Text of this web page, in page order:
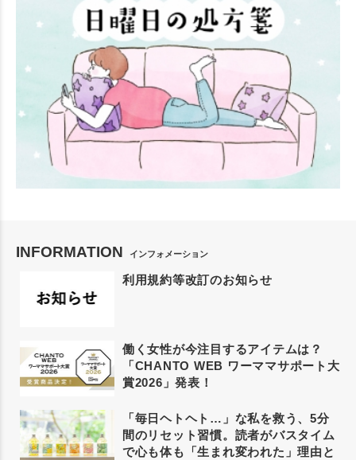
INFORMATION インフォメーション
利用規約等改訂のお知らせ
働く女性が今注目するアイテムは？
「CHANTO WEB ワーママサポート大
賞2026」発表！
「毎日ヘトヘト…」な私を救う、5分
間のリセット習慣。読者がバスタイム
で心も体も「生まれ変われた」理由と